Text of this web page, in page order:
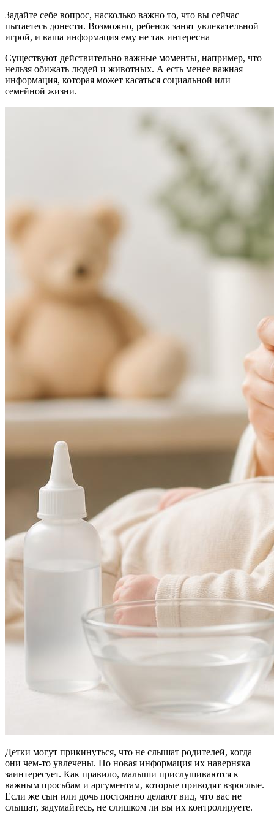
Задайте себе вопрос, насколько важно то, что вы сейчас
пытаетесь донести. Возможно, ребенок занят увлекательной
игрой, и ваша информация ему не так интересна
Существуют действительно важные моменты, например, что
нельзя обижать людей и животных. А есть менее важная
информация, которая может касаться социальной или
семейной жизни.
Детки могут прикинуться, что не слышат родителей, когда
они чем-то увлечены. Но новая информация их наверняка
заинтересует. Как правило, малыши прислушиваются к
важным просьбам и аргументам, которые приводят взрослые.
Если же сын или дочь постоянно делают вид, что вас не
слышат, задумайтесь, не слишком ли вы их контролируете.